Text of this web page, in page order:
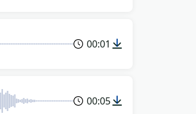
00:01
00:05